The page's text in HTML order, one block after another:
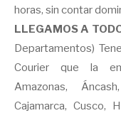
horas, sin contar
LLEGAMOS A
Departamentos)
Courier que la
Amazonas,
Cajamarca, Cusco,